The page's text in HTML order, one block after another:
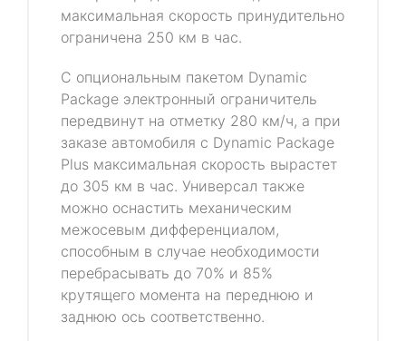
максимальная скорость принудительно
ограничена 250 км в час.
С опциональным пакетом Dynamic
Package электронный ограничитель
передвинут на отметку 280 км/ч, а при
заказе автомобиля с Dynamic Package
Plus максимальная скорость вырастет
до 305 км в час. Универсал также
можно оснастить механическим
межосевым дифференциалом,
способным в случае необходимости
перебрасывать до 70% и 85%
крутящего момента на переднюю и
заднюю ось соответственно.